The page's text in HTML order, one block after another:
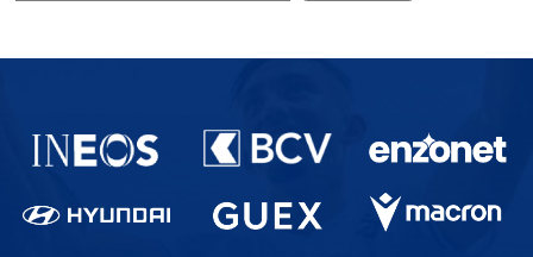
Partenaires du lausanne-Sport